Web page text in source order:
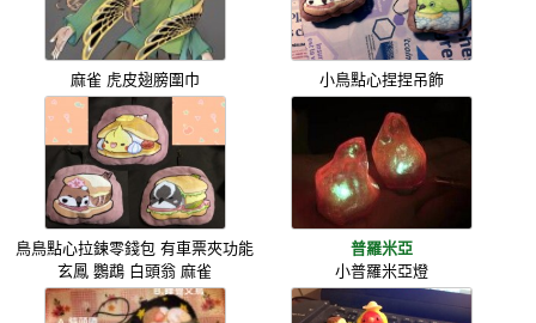
麻雀 虎皮翅膀圍巾 小鳥點心捏捏吊飾
鳥鳥點心拉鍊零錢包 有車票夾功能
玄鳳 鸚鵡 白頭翁 麻雀
普羅米亞
小普羅米亞燈